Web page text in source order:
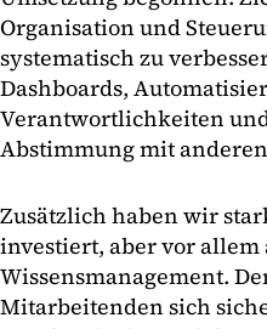
Organisation und
systematisch zu
Dashboards,
Verantwortlichkeiten
Abstimmung mit
Zusätzlich haben wir
investiert, aber vor
Wissensmanagement.
Mitarbeitenden sich